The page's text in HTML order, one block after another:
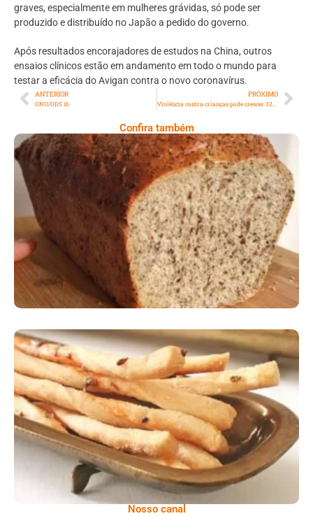
graves, especialmente em mulheres grávidas, só pode ser
produzido e distribuído no Japão a pedido do governo.
Após resultados encorajadores de estudos na China, outros
ensaios clínicos estão em andamento em todo o mundo para
testar a eficácia do Avigan contra o novo coronavírus.
ANTERIOR
ONU/ODS 16
PRÓXIMO
Confira também
Comer Bem: Pão Low Carb
Comer Bem: Palitinhos De Cebola E Salsa
Nosso canal